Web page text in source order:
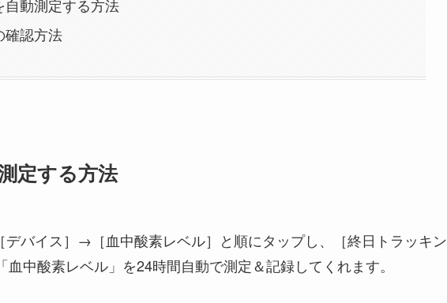
自動測定する方法
確認方法
定する方法
デバイス］→［血中酸素レベル］と順にタップし、［終日トラッキン
中酸素レベル」を24時間自動で測定＆記録してくれます。